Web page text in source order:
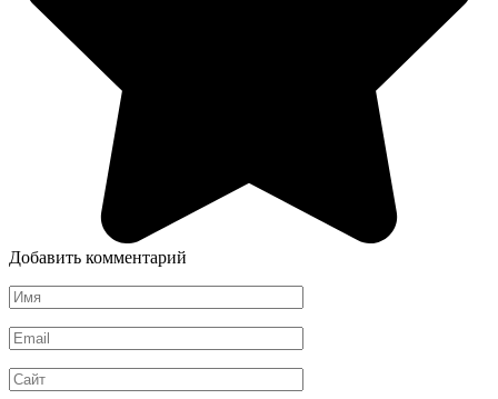
Добавить комментарий
Имя
*
Email
*
Сайт